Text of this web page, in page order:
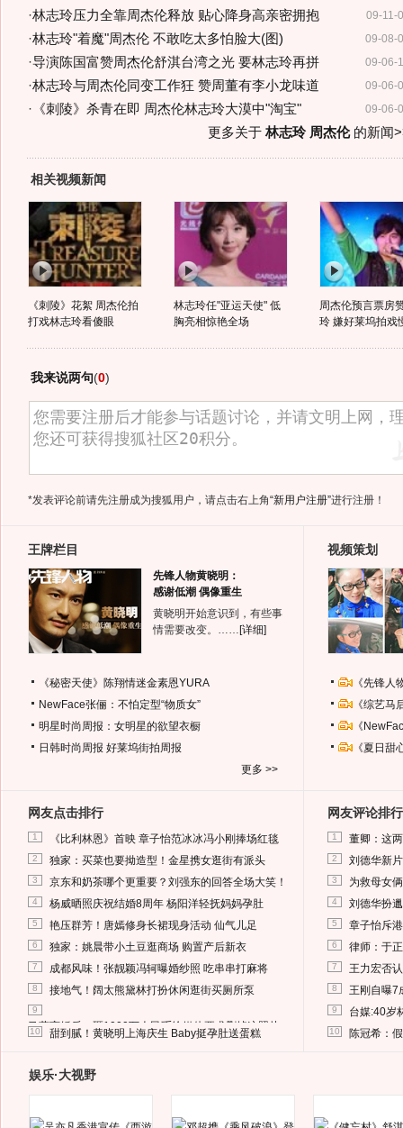
09-11-
·林志玲压力全靠周杰伦释放 贴心降身高亲密拥抱
09-08-
·林志玲"着魔"周杰伦 不敢吃太多怕脸大(图)
09-06-
·导演陈国富赞周杰伦舒淇台湾之光 要林志玲再拼
09-06-
·林志玲与周杰伦同变工作狂 赞周董有李小龙味道
09-06-
· 《刺陵》杀青在即 周杰伦林志玲大漠中"淘宝"
更多关于 林志玲 周杰伦的新闻
相关视频新闻
《刺陵》花絮 周杰伦拍
打戏林志玲看傻眼
林志玲任"亚运天使" 低
胸亮相惊艳全场
周杰伦预言票房
玲 嫌好莱坞拍戏
我来说两句(0)
*发表评论前请先注册成为搜狐用户，请点击右上角“新用户注册”进行注册！
王牌栏目
先锋人物黄晓明：
感谢低潮 偶像重生
黄晓明开始意识到，有些事
情需要改变。…… [详细]
《秘密天使》陈翔情迷金素恩YURA
NewFace张俪：不怕定型“物质女”
明星时尚周报：女明星的欲望衣橱
日韩时尚周报 好莱坞街拍周报
更多 >>
视频策划
《先锋
《综艺
《
《夏日
网友点击排行
1 《比利林恩》首映 章子怡范冰冰冯小刚捧场红毯
2 独家：买菜也要拗造型！金星携女逛街有派头
3 京东和奶茶哪个更重要？刘强东的回答全场大笑！
4 杨威晒照庆祝结婚8周年 杨阳洋轻抚妈妈孕肚
5 艳压群芳！唐嫣修身长裙现身活动 仙气儿足
6 独家：姚晨带小土豆逛商场 购置产后新衣
7 成都风味！张靓颖冯轲曝婚纱照 吃串串打麻将
8 接地气！阔太熊黛林打扮休闲逛街买厕所泵
9
马蓉离婚后，砸1000万人民币给媒体要求删掉这照片
10 甜到腻！黄晓明上海庆生 Baby挺孕肚送蛋糕
网友评论排行
1 董卿：这
2 刘德华新
3 为救母女
4 刘德华扮
5 章子怡斥
6 律师：于
7 王力宏否
8 王刚自曝7
9 台媒:40岁
10 陈冠希：
娱乐·大视野